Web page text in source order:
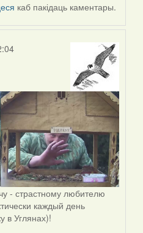
каб пакідаць каментары.
- страстному любителю
каждый день
в Углянах)!